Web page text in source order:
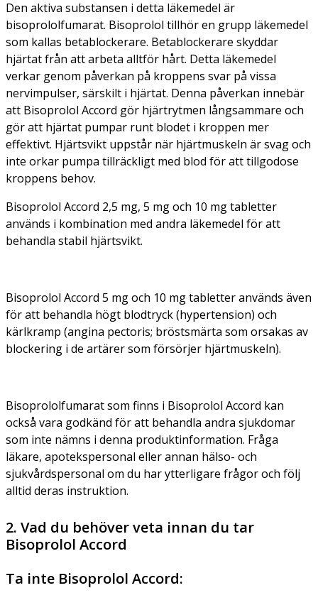
Den aktiva substansen i detta läkemedel är
bisoprololfumarat. Bisoprolol tillhör en grupp läkemedel
som kallas betablockerare. Betablockerare skyddar
hjärtat från att arbeta alltför hårt. Detta läkemedel
verkar genom påverkan på kroppens svar på vissa
nervimpulser, särskilt i hjärtat. Denna påverkan innebär
att Bisoprolol Accord gör hjärtrytmen långsammare och
gör att hjärtat pumpar runt blodet i kroppen mer
effektivt. Hjärtsvikt uppstår när hjärtmuskeln är svag och
inte orkar pumpa tillräckligt med blod för att tillgodose
kroppens behov.
Bisoprolol Accord 2,5 mg, 5 mg och 10 mg tabletter
används i kombination med andra läkemedel för att
behandla stabil hjärtsvikt.
Bisoprolol Accord 5 mg och 10 mg tabletter används även
för att behandla högt blodtryck (hypertension) och
kärlkramp (angina pectoris; bröstsmärta som orsakas av
blockering i de artärer som försörjer hjärtmuskeln).
Bisoprololfumarat som finns i Bisoprolol Accord kan
också vara godkänd för att behandla andra sjukdomar
som inte nämns i denna produktinformation. Fråga
läkare, apotekspersonal eller annan hälso- och
sjukvårdspersonal om du har ytterligare frågor och följ
alltid deras instruktion.
2. Vad du behöver veta innan du tar
Bisoprolol Accord
Ta inte Bisoprolol Accord: